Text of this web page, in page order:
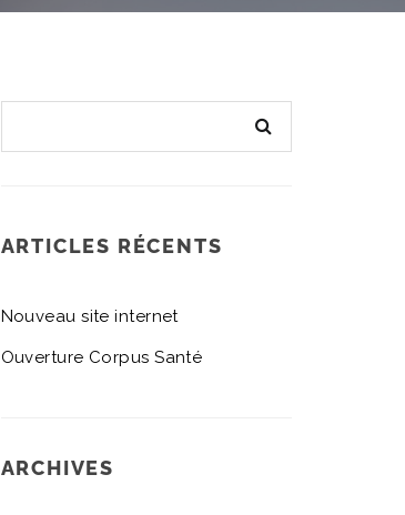
ARTICLES RÉCENTS
Nouveau site internet
Ouverture Corpus Santé
ARCHIVES